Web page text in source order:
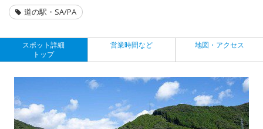
道の駅・SA/PA
スポット詳細
トップ
営業時間など 地図・アクセス